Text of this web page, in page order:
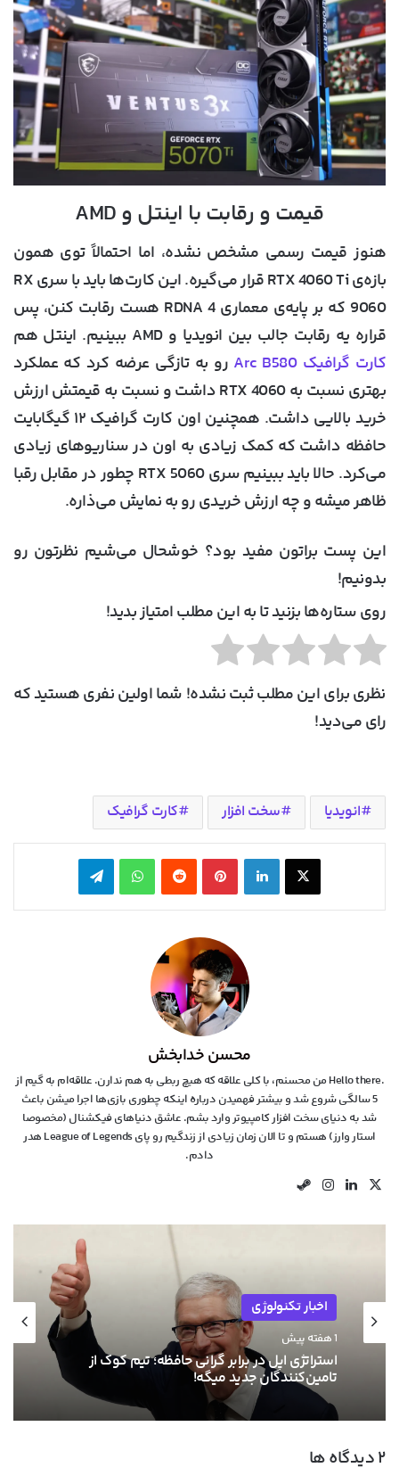
قیمت و رقابت با اینتل و AMD
هنوز قیمت رسمی مشخص نشده، اما احتمالاً توی همون
بازه‌ی RTX 4060 Ti قرار می‌گیره. این کارت‌ها باید با سری
RX
9060 که بر پایه‌ی معماریRDNA 4 هست رقابت کنن، پس
قراره یه رقابت جالب بین انویدیا و AMD ببینیم. اینتل هم
کارت گرافیک Arc B580
رو به تازگی عرضه کرد که عملکرد
بهتری نسبت به RTX 4060 داشت و نسبت به قیمتش ارزش
خرید بالایی داشت. همچنین اون کارت گرافیک ۱۲ گیگابایت
حافظه داشت که کمک زیادی به اون در سناریوهای زیادی
می‌کرد. حالا باید ببینیم سری RTX 5060 چطور در مقابل رقبا
ظاهر میشه و چه ارزش خریدی رو به نمایش می‌ذاره.
این پست براتون مفید بود؟ خوشحال می‌شیم نظرتون رو
بدونیم!
روی ستاره‌ها بزنید تا به این مطلب امتیاز بدید!
نظری برای این مطلب ثبت نشده! شما اولین نفری هستید که
رای می‌دید!
انویدیا سخت افزار کارت گرافیک
X لینکدین ‫پین‌ترست‫رددیت واتس آپ تلگرام
محسن خدابخش
.Hello there من محسنم، با کلی علاقه که هیچ ربطی به هم ندارن. علاقه‌ام به گیم از
5 سالگی شروع شد و بیشتر فهمیدن درباره اینکه چطوری بازی‌ها اجرا میشن باعث
شد به دنیای سخت افزار کامپیوتر وارد بشم. عاشق دنیاهای فیکشنال (مخصوصا
استار وارز) هستم و تا الان زمان زیادی از زندگیم رو پای League of Legends هدر
دادم.
X لینکدیناینستاگرام
اخبار تکنولوژی
1 هفته پیش
استراتژی اپل در برابر گرانی حافظه؛ تیم کوک از
تامین‌کنندگان جدید میگه!
اخبار سخت افزار
1 هفته پیش
کارت‌های گرافیکش رو داره! ‫۲ دیدگاه ها